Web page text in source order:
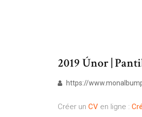
2019 Únor |
https://
Créer un CV en ligne :